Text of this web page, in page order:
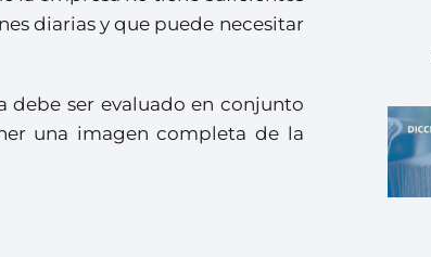
diarias y que puede necesitar
debe ser evaluado en conjunto
una imagen completa de la